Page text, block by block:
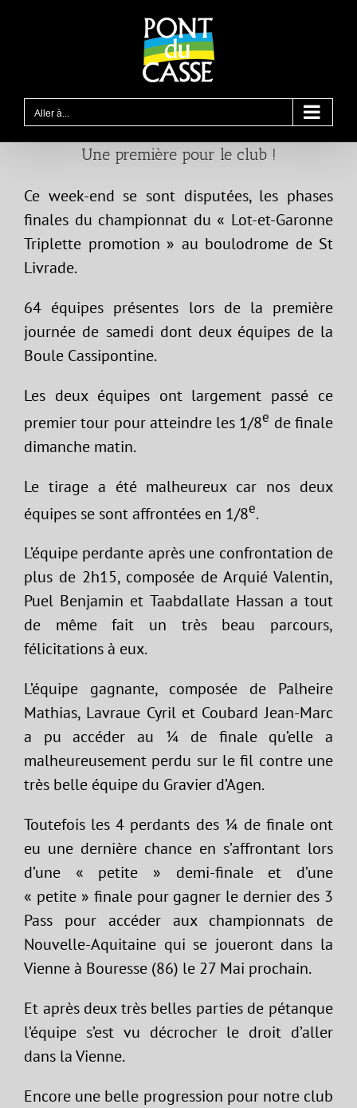
Aller à...
Une première pour le club !
Ce week-end se sont disputées, les phases
finales du championnat du « Lot-et-Garonne
Triplette promotion » au boulodrome de St
Livrade.
64 équipes présentes lors de la première
journée de samedi dont deux équipes de la
Boule Cassipontine.
Les deux équipes ont largement passé ce
premier tour pour atteindre les 1/8e de finale
dimanche matin.
Le tirage a été malheureux car nos deux
équipes se sont affrontées en 1/8e.
L’équipe perdante après une confrontation de
plus de 2h15, composée de Arquié Valentin,
Puel Benjamin et Taabdallate Hassan a tout
de même fait un très beau parcours,
félicitations à eux.
L’équipe gagnante, composée de Palheire
Mathias, Lavraue Cyril et Coubard Jean-Marc
a pu accéder au ¼ de finale qu’elle a
malheureusement perdu sur le fil contre une
très belle équipe du Gravier d’Agen.
Toutefois les 4 perdants des ¼ de finale ont
eu une dernière chance en s’affrontant lors
d’une « petite » demi-finale et d’une
« petite » finale pour gagner le dernier des 3
Pass pour accéder aux championnats de
Nouvelle-Aquitaine qui se joueront dans la
Vienne à Bouresse (86) le 27 Mai prochain.
Et après deux très belles parties de pétanque
l’équipe s’est vu décrocher le droit d’aller
dans la Vienne.
Encore une belle progression pour notre club